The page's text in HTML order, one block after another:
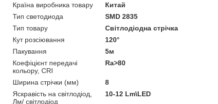
Країна виробника товару
Китай
Тип светодиода
SMD 2835
Тип товару
Світлодіодна стрічка
Кут розсіювання
120°
Пакування
5м
Коефіцієнт передачі
кольору, CRI
Ra>80
Ширина стрічки (мм)
8
Яскравість на світлодіод,
Лм/ світлодіод
10-12 Lm\LED